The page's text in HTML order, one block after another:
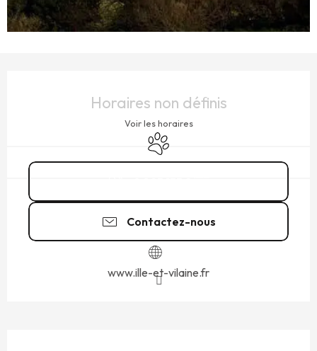
Horaires non définis
Voir les horaires
Animaux acceptés
Contactez-nous
www.ille-et-vilaine.fr